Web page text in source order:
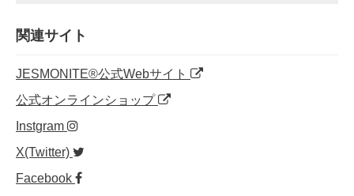
関連サイト
JESMONITE®公式Webサイト
公式オンラインショップ
Instgram
X(Twitter)
Facebook